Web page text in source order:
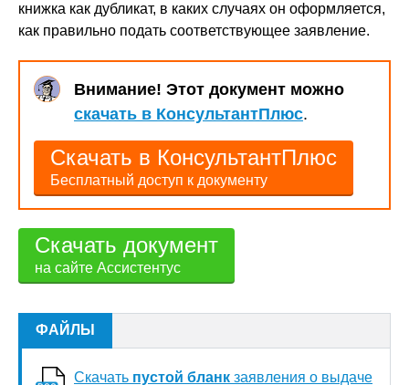
книжка как дубликат, в каких случаях он оформляется,
как правильно подать соответствующее заявление.
Внимание! Этот документ можно
скачать в КонсультантПлюс.
Скачать в КонсультантПлюс
Бесплатный доступ к документу
Скачать документ
на сайте Ассистентус
ФАЙЛЫ
Скачать пустой бланк заявления о выдаче